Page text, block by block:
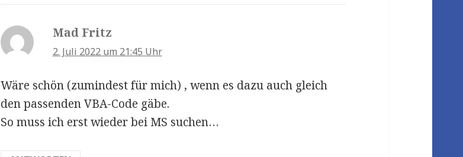
Mad Fritz
2. Juli 2022 um 21:45 Uhr
Wäre schön (zumindest für mich) , wenn es dazu auch gleich
den passenden VBA-Code gäbe.
So muss ich erst wieder bei MS suchen…